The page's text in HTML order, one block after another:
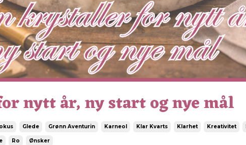
nytt år, ny start og nye mål
Glede Grønn Aventurin Karneol Klar Kvarts Klarhet Kreativitet
Ro Ønsker